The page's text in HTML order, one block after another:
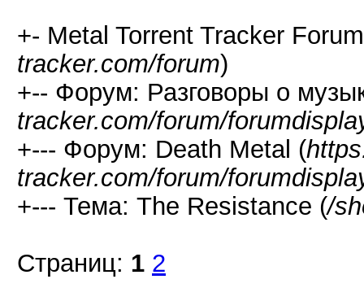
+- Metal Torrent Tracker
tracker.com/forum)
+-- Форум: Разговоры о
tracker.com/forum/
+--- Форум: Death Metal (
tracker.com/forum/
+--- Тема: The Resistance (/
Страниц: 1 2